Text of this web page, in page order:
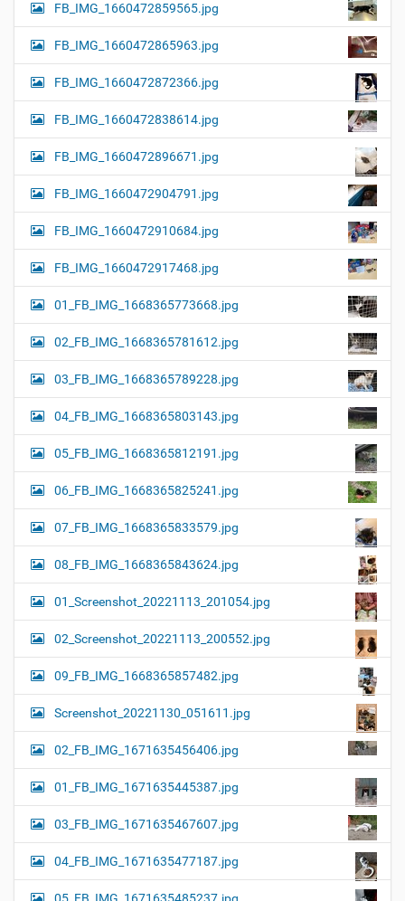
FB_IMG_1660472859565.jpg
FB_IMG_1660472865963.jpg
FB_IMG_1660472872366.jpg
FB_IMG_1660472838614.jpg
FB_IMG_1660472896671.jpg
FB_IMG_1660472904791.jpg
FB_IMG_1660472910684.jpg
FB_IMG_1660472917468.jpg
01_FB_IMG_1668365773668.jpg
02_FB_IMG_1668365781612.jpg
03_FB_IMG_1668365789228.jpg
04_FB_IMG_1668365803143.jpg
05_FB_IMG_1668365812191.jpg
06_FB_IMG_1668365825241.jpg
07_FB_IMG_1668365833579.jpg
08_FB_IMG_1668365843624.jpg
01_Screenshot_20221113_201054.jpg
02_Screenshot_20221113_200552.jpg
09_FB_IMG_1668365857482.jpg
Screenshot_20221130_051611.jpg
02_FB_IMG_1671635456406.jpg
01_FB_IMG_1671635445387.jpg
03_FB_IMG_1671635467607.jpg
04_FB_IMG_1671635477187.jpg